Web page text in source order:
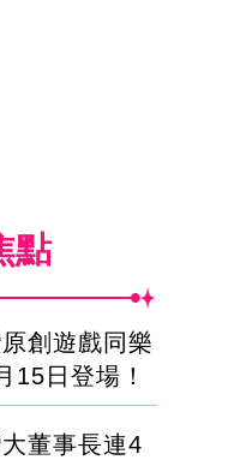
點
創遊戲同樂
15日登場！
董事長連4